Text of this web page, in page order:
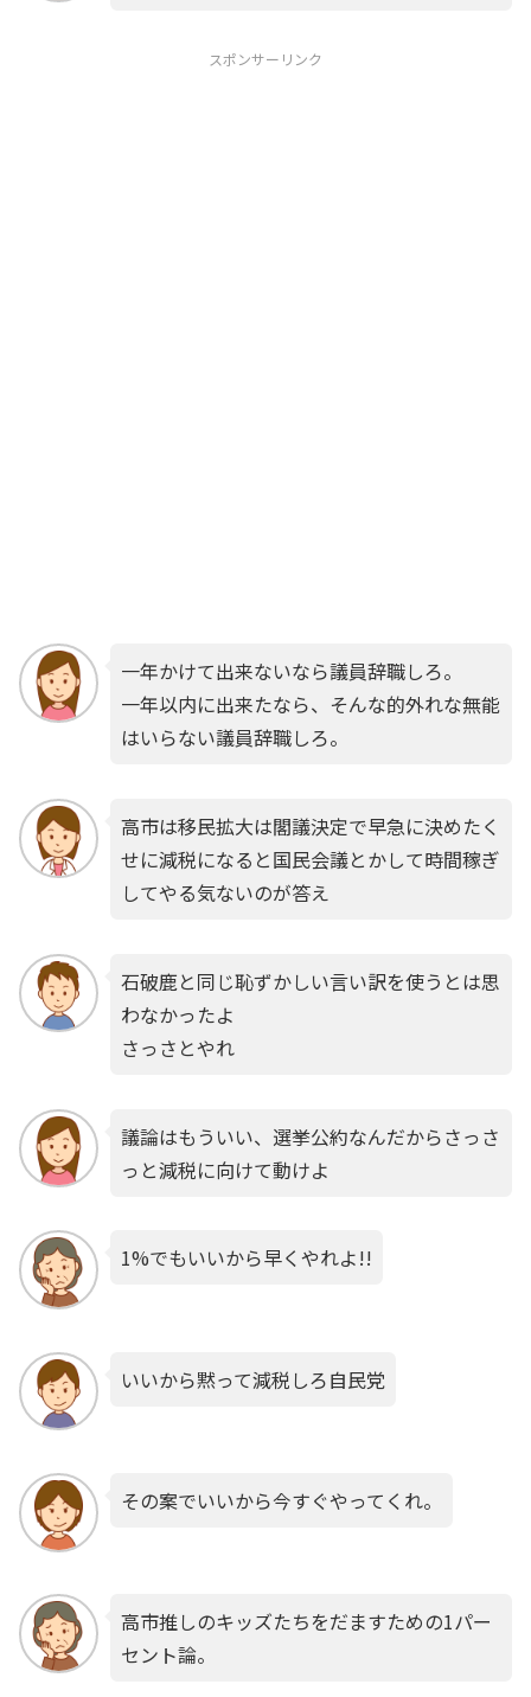
スポンサーリンク
一年かけて出来ないなら議員辞職しろ。
一年以内に出来たなら、そんな的外れな無能
はいらない議員辞職しろ。
高市は移民拡大は閣議決定で早急に決めたく
せに減税になると国民会議とかして時間稼ぎ
してやる気ないのが答え
石破鹿と同じ恥ずかしい言い訳を使うとは思
わなかったよ
さっさとやれ
議論はもういい、選挙公約なんだからさっさ
っと減税に向けて動けよ
1%でもいいから早くやれよ!!
いいから黙って減税しろ自民党
その案でいいから今すぐやってくれ。
高市推しのキッズたちをだますための1パー
セント論。